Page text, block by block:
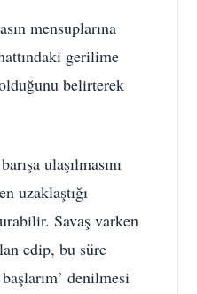
mensuplarına
gerilime
belirterek
ulaşılmasını
uzaklaştığı
Savaş varken
edip, bu süre
denilmesi